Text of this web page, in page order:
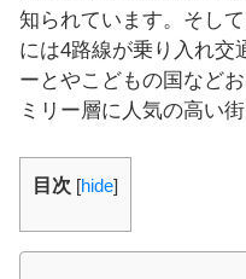
知られています。そし
には4路線が乗り入れ交
ーとやこどもの国など
ミリー層に人気の高い街
目次 [hide]